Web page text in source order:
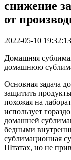
снижение
от
2022-05-10 19:32:13
Домашняя
домашнюю
Основная задача
защитить
похожая на
использует
домашней
бедными
сублимационная
Штатах, но не